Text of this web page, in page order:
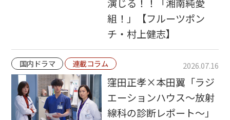
組！」【フルーツポン
チ・村上健志】
国内ドラマ 連載コラム 2026.07.16
窪田正孝×本田翼「ラジ
エーションハウス〜放射
線科の診断レポート〜」